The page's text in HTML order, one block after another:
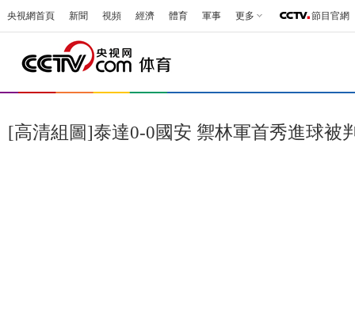
央視網首頁 新聞 視頻 經濟 體育 軍事 更多 節目官網
[高清組圖]泰達0-0國安 禦林軍首秀進球被